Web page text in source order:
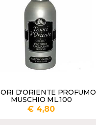
D'ORIENTE PROFUMO
MUSCHIO ML.100
€ 4,80